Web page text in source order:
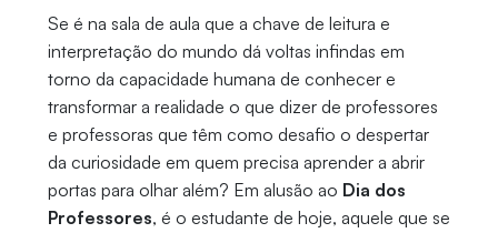
Se é na sala de aula que a chave de leitura e
interpretação do mundo dá voltas infindas em
torno da capacidade humana de conhecer e
transformar a realidade o que dizer de professores
e professoras que têm como desafio o despertar
da curiosidade em quem precisa aprender a abrir
portas para olhar além? Em alusão ao Dia dos
Professores, é o estudante de hoje, aquele que se